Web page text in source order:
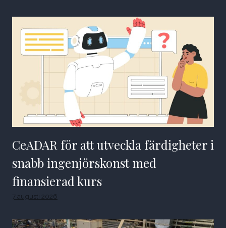
CeADAR för att utveckla färdigheter i
snabb ingenjörskonst med
finansierad kurs
7 augusti 2026